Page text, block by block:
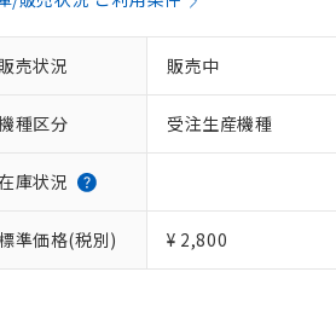
販売状況 販売中
種区分 受注生産機種
庫状況
標準価格(税別) ¥ 2,800